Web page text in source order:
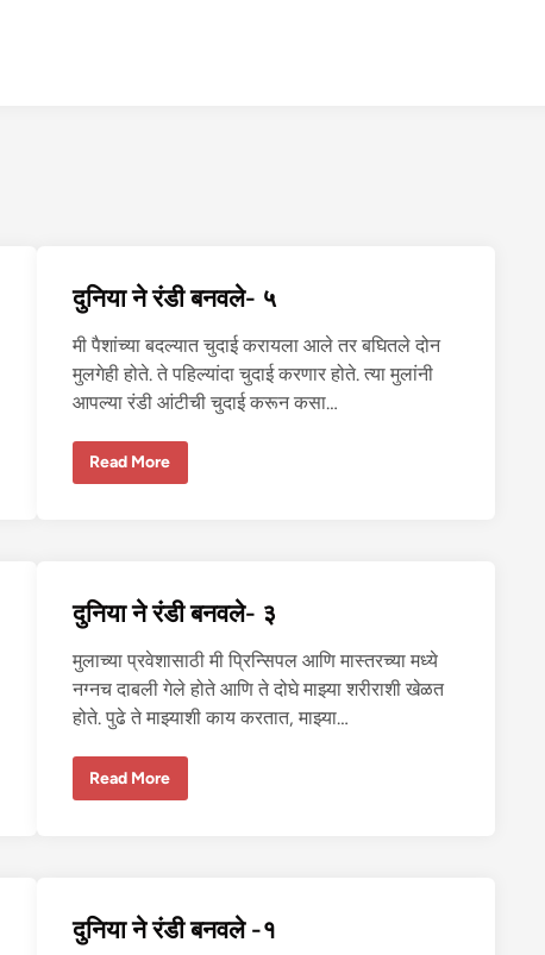
दुनिया ने रंडी बनवले- ५
मी पैशांच्या बदल्यात चुदाई करायला आले तर बघितले दोन
मुलगेही होते. ते पहिल्यांदा चुदाई करणार होते. त्या मुलांनी
आपल्या रंडी आंटीची चुदाई करून कसा…
दु
व
ले
-
Read More
दुनिया ने रंडी बनवले- ३
मुलाच्या प्रवेशासाठी मी प्रिन्सिपल आणि मास्तरच्या मध्ये
नग्नच दाबली गेले होते आणि ते दोघे माझ्या शरीराशी खेळत
होते. पुढे ते माझ्याशी काय करतात, माझ्या…
दु
व
ले
-
Read More
दुनिया ने रंडी बनवले -१